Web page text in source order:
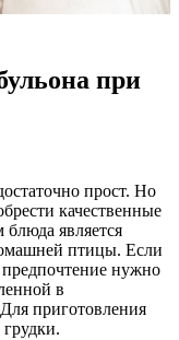
при
прост. Но
качественные
является
птицы. Если
предпочтение нужно
в
приготовления